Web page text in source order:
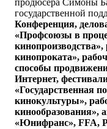
продюсера Симоны
государственной
Конференция,
«Профсоюзы в
кинопроката»,
способы
Интернет,
«Государственная
кинокультуры»,
кинообразования»,
«Юнифранс», FFA,